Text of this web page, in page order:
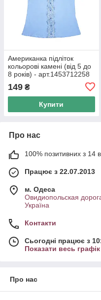
Американка підліток
кольорові камені (від 5 до
8 років) - арт.1453712258
149 ₴
Купити
Про нас
100% позитивних з 14
Працює з 22.07.2013
м. Одеса
Овидиопольская
Україна
Контакти
Сьогодні працює з
Показати весь
Про нас